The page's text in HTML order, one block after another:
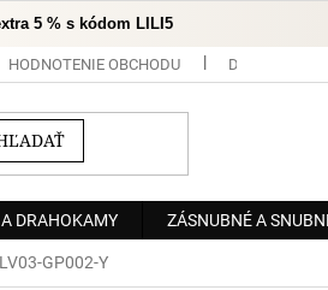
5 % s kódom LILI5
HODNOTENIE OBCHODU DOPRAVA A
DRAHOKAMY ZÁSNUBNÉ A
GP002-Y